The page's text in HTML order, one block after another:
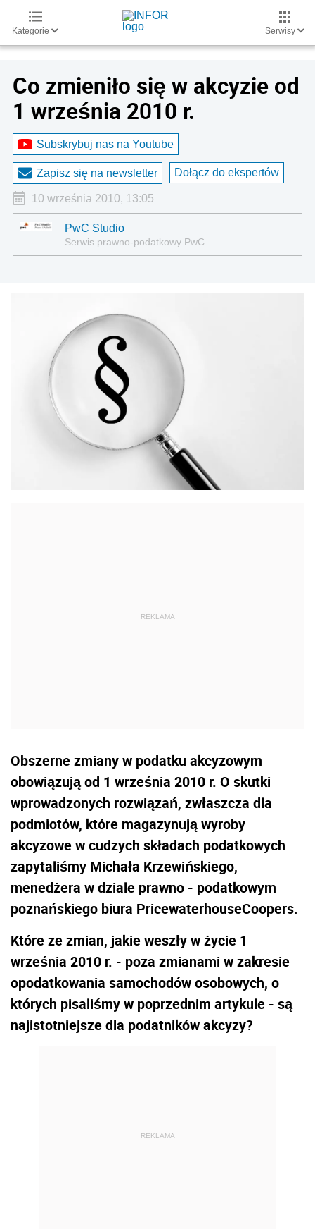
Kategorie Serwisy
Co zmieniło się w akcyzie od
1 września 2010 r.
Subskrybuj nas na Youtube
Zapisz się na newsletter Dołącz do ekspertów
10 września 2010, 13:05
PwC Studio
Serwis prawno-podatkowy PwC
Obszerne zmiany w podatku akcyzowym
obowiązują od 1 września 2010 r. O skutki
wprowadzonych rozwiązań, zwłaszcza dla
podmiotów, które magazynują wyroby
akcyzowe w cudzych składach podatkowych
zapytaliśmy Michała Krzewińskiego,
menedżera w dziale prawno - podatkowym
poznańskiego biura PricewaterhouseCoopers.
Które ze zmian, jakie weszły w życie 1
września 2010 r. - poza zmianami w zakresie
opodatkowania samochodów osobowych, o
których pisaliśmy w poprzednim artykule - są
najistotniejsze dla podatników akcyzy?
REKLAMA